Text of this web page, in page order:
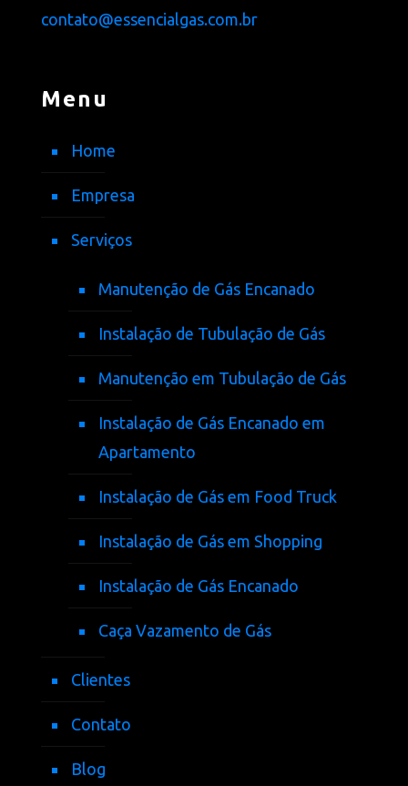
contato@essencialgas.com.br
Menu
Home
Empresa
Serviços
Manutenção de Gás Encanado
Instalação de Tubulação de Gás
Manutenção em Tubulação de Gás
Instalação de Gás Encanado em
Apartamento
Instalação de Gás em Food Truck
Instalação de Gás em Shopping
Instalação de Gás Encanado
Caça Vazamento de Gás
Clientes
Contato
Blog